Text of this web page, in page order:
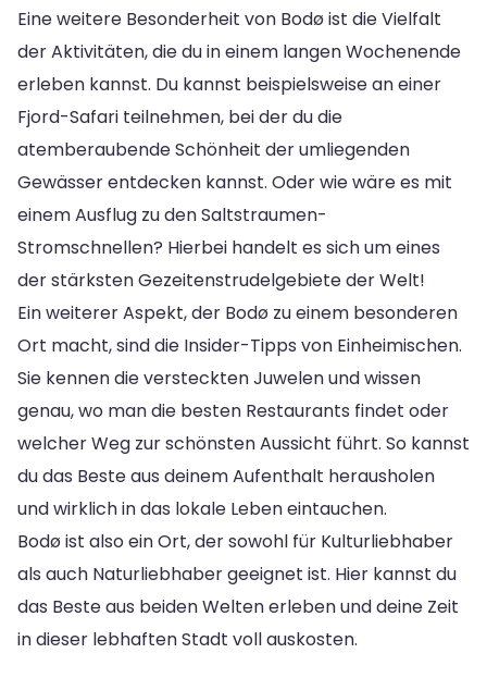
Eine weitere Besonderheit von Bodø ist die Vielfalt
der Aktivitäten, die du in einem langen Wochenende
erleben kannst. Du kannst beispielsweise an einer
Fjord-Safari teilnehmen, bei der du die
atemberaubende Schönheit der umliegenden
Gewässer entdecken kannst. Oder wie wäre es mit
einem Ausflug zu den Saltstraumen-
Stromschnellen? Hierbei handelt es sich um eines
der stärksten Gezeitenstrudelgebiete der Welt!
Ein weiterer Aspekt, der Bodø zu einem besonderen
Ort macht, sind die Insider-Tipps von Einheimischen.
Sie kennen die versteckten Juwelen und wissen
genau, wo man die besten Restaurants findet oder
welcher Weg zur schönsten Aussicht führt. So kannst
du das Beste aus deinem Aufenthalt herausholen
und wirklich in das lokale Leben eintauchen.
Bodø ist also ein Ort, der sowohl für Kulturliebhaber
als auch Naturliebhaber geeignet ist. Hier kannst du
das Beste aus beiden Welten erleben und deine Zeit
in dieser lebhaften Stadt voll auskosten.